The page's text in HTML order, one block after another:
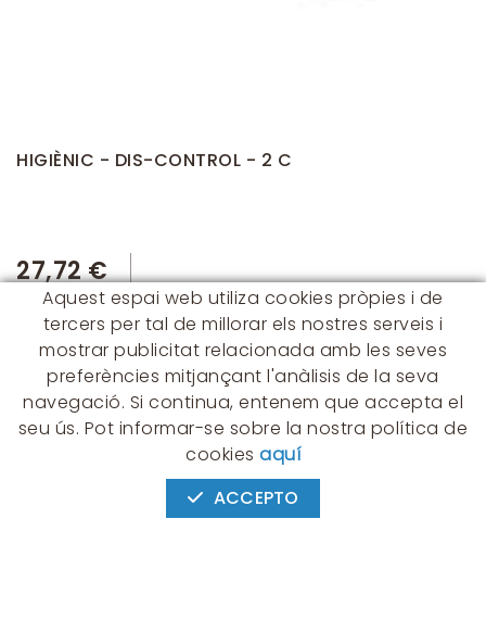
HIGIÈNIC - DIS-CONTROL - 2 C
27,72 €
CONTACTE
Albert Einstein, 54 - 60 - Nave 3
08940 Cornellà de Llobregat
(BARCELONA)
Aquest espai web utiliza cookies pròpies i de
tercers per tal de millorar els nostres serveis i
mostrar publicitat relacionada amb les seves
preferències mitjançant l'anàlisis de la seva
navegació. Si continua, entenem que accepta el
seu ús. Pot informar-se sobre la nostra política de
cookies aquí
ACCEPTO